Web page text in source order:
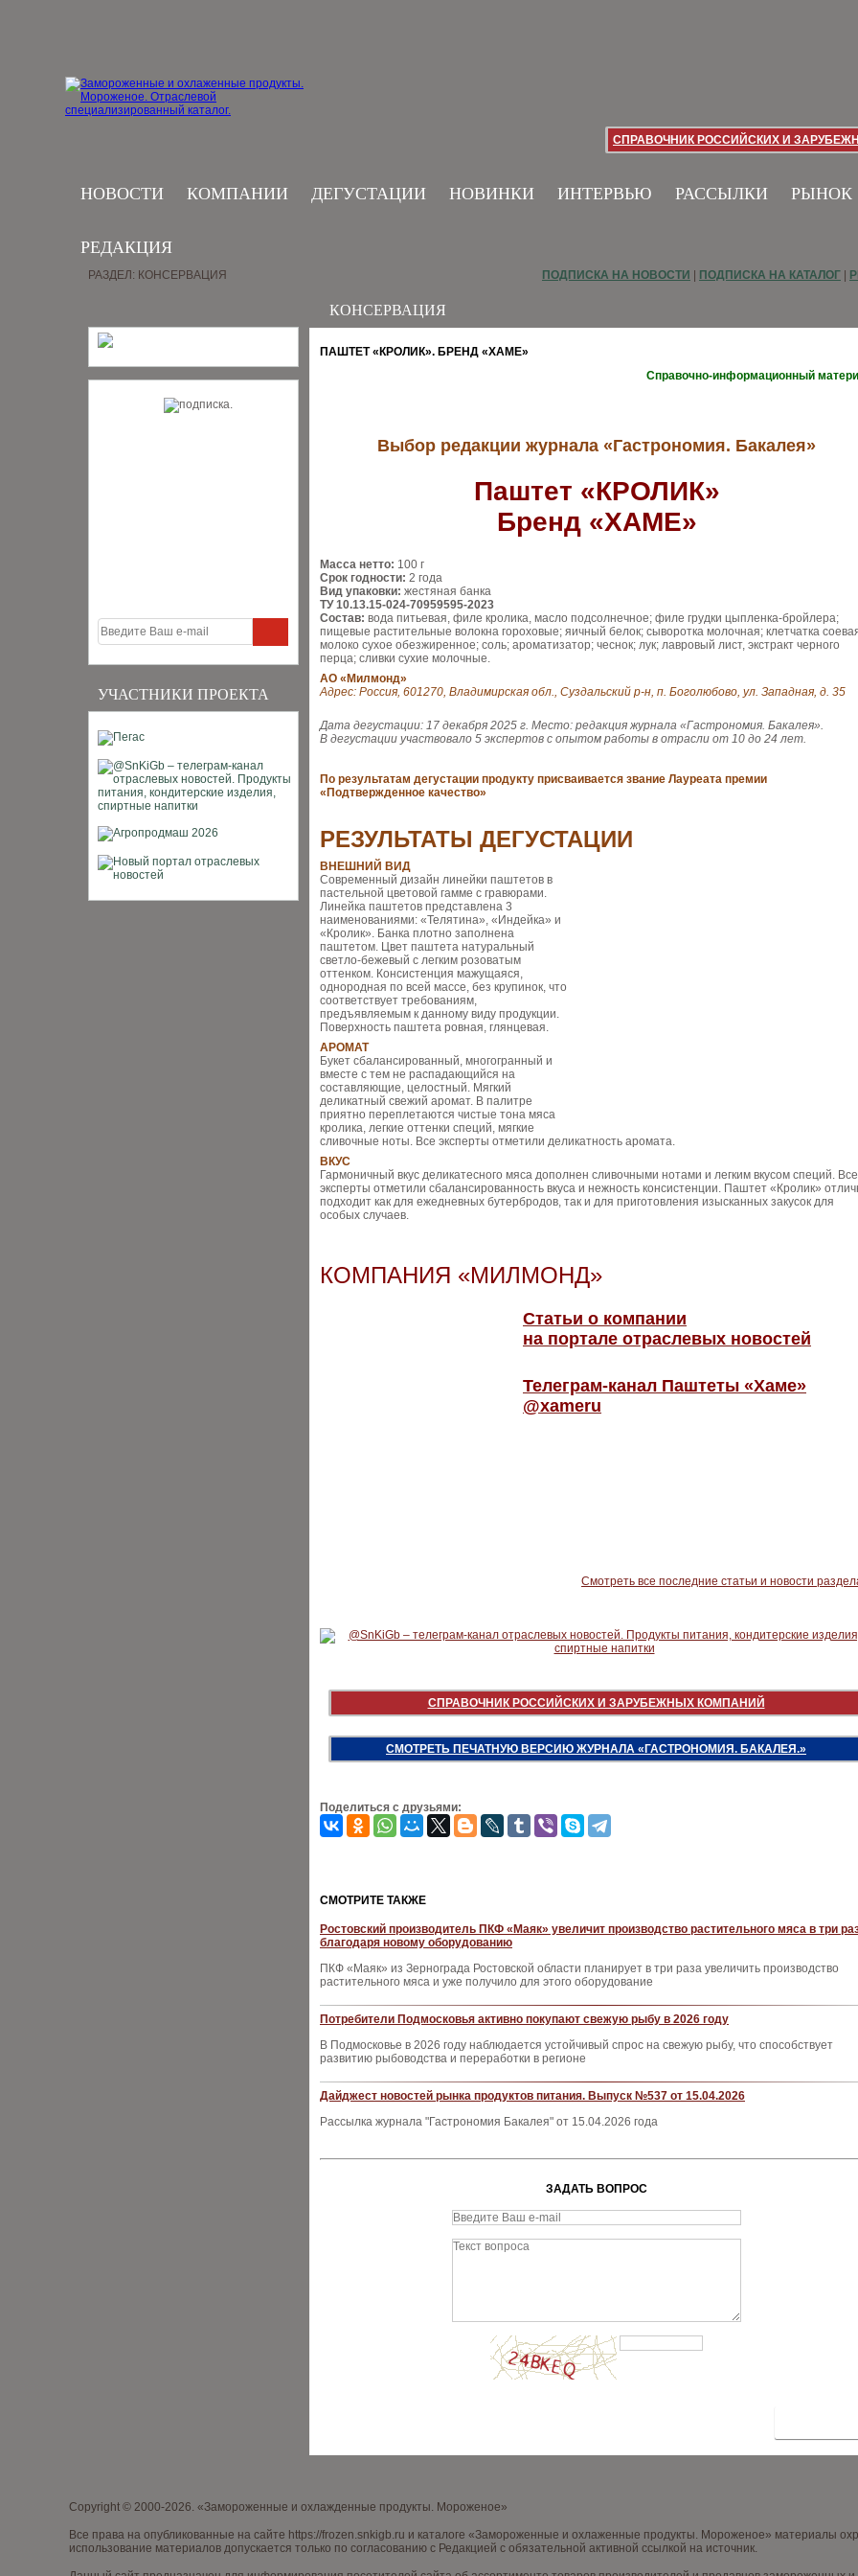
СПРАВОЧНИК РОССИЙСКИХ И
НОВОСТИ КОМПАНИИ ДЕГУСТАЦИИ НОВИНКИ ИНТЕРВЬЮ РАССЫЛКИ РЫНОК
РЕДАКЦИЯ
УЧАСТНИКИ ПРОЕКТА
РАЗДЕЛ: КОНСЕРВАЦИЯ ПОДПИСКА НА НОВОСТИ ПОДПИСКА НА КАТАЛОГ
КОНСЕРВАЦИЯ
ПАШТЕТ «КРОЛИК». БРЕНД «ХАМЕ»
Справочно-информационный
Выбор редакции журнала «Гастрономия. Бакалея»
Паштет «КРОЛИК»
Бренд «ХАМЕ»
Масса нетто: 100 г
Срок годности: 2 года
Вид упаковки: жестяная банка
ТУ 10.13.15-024-70959595-2023
Состав: вода питьевая, филе кролика, масло подсолнечное; филе грудки цыпленка-бройлера;
пищевые растительные волокна гороховые; яичный белок; сыворотка молочная; клетчатка
молоко сухое обезжиренное; соль; ароматизатор; чеснок; лук; лавровый лист, экстракт черного
перца; сливки сухие молочные.
AО «Милмонд»
Адрес: Россия, 601270, Владимирская обл., Суздальский р-н, п. Боголюбово, ул. Западная, д. 35
Дата дегустации: 17 декабря 2025 г. Место: редакция журнала «Гастрономия. Бакалея».
В дегустации участвовало 5 экспертов с опытом работы в отрасли от 10 до 24 лет.
По результатам дегустации продукту присваивается звание Лауреата премии
«Подтвержденное качество»
РЕЗУЛЬТАТЫ ДЕГУСТАЦИИ
ВНЕШНИЙ ВИД
Современный дизайн линейки паштетов в
пастельной цветовой гамме с гравюрами.
Линейка паштетов представлена 3
наименованиями: «Телятина», «Индейка» и
«Кролик». Банка плотно заполнена
паштетом. Цвет паштета натуральный
светло-бежевый с легким розоватым
оттенком. Консистенция мажущаяся,
однородная по всей массе, без крупинок, что
соответствует требованиям,
предъявляемым к данному виду продукции.
Поверхность паштета ровная, глянцевая.
АРОМАТ
Букет сбалансированный, многогранный и
вместе с тем не распадающийся на
составляющие, целостный. Мягкий
деликатный свежий аромат. В палитре
приятно переплетаются чистые тона мяса
кролика, легкие оттенки специй, мягкие
сливочные ноты. Все эксперты отметили деликатность аромата.
ВКУС
Гармоничный вкус деликатесного мяса дополнен сливочными нотами и легким вкусом специй. Все
эксперты отметили сбалансированность вкуса и нежность консистенции. Паштет «Кролик»
подходит как для ежедневных бутербродов, так и для приготовления изысканных закусок для
особых случаев.
КОМПАНИЯ «МИЛМОНД»
Статьи о компании
на портале отраслевых новостей
Телеграм-канал Паштеты «Хаме»
@xameru
Смотреть все последние статьи и новости
СПРАВОЧНИК РОССИЙСКИХ И ЗАРУБЕЖНЫХ КОМПАНИЙ
СМОТРЕТЬ ПЕЧАТНУЮ ВЕРСИЮ ЖУРНАЛА «ГАСТРОНОМИЯ. БАКАЛЕЯ.»
Поделиться с друзьями:
CМОТРИТЕ ТАКЖЕ
Ростовский производитель ПКФ «Маяк» увеличит производство растительного мяса в три
благодаря новому оборудованию
ПКФ «Маяк» из Зернограда Ростовской области планирует в три раза увеличить производство
растительного мяса и уже получило для этого оборудование
Потребители Подмосковья активно покупают свежую рыбу в 2026 году
В Подмосковье в 2026 году наблюдается устойчивый спрос на свежую рыбу, что способствует
развитию рыбоводства и переработки в регионе
Дайджест новостей рынка продуктов питания. Выпуск №537 от 15.04.2026
Рассылка журнала "Гастрономия Бакалея" от 15.04.2026 года
ЗАДАТЬ ВОПРОС
Copyright © 2000-2026. «Замороженные и охлажденные продукты. Мороженое»
Все права на опубликованные на сайте https://frozen.snkigb.ru и каталоге «Замороженные и охлаженные продукты. Мороженое» материалы
использование материалов допускается только по согласованию с Редакцией с обязательной активной ссылкой на источник.